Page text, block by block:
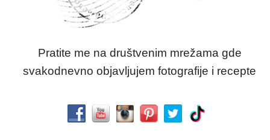
Pratite me na društvenim mrežama gde
svakodnevno objavljujem fotografije i recepte